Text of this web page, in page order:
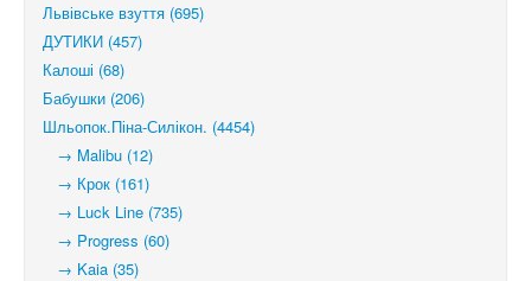
Львівське взуття (695)
ДУТИКИ (457)
Калоші (68)
Бабушки (206)
Шльопок.Піна-Силікон. (4454)
→ Malibu (12)
→ Крок (161)
→ Luck Line (735)
→ Progress (60)
→ Kaia (35)